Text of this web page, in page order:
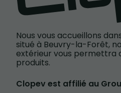
Nous vous accueillons
situé à Beuvry-la-Forêt,
extérieur vous permettra
produits.
Clopev est affilié au